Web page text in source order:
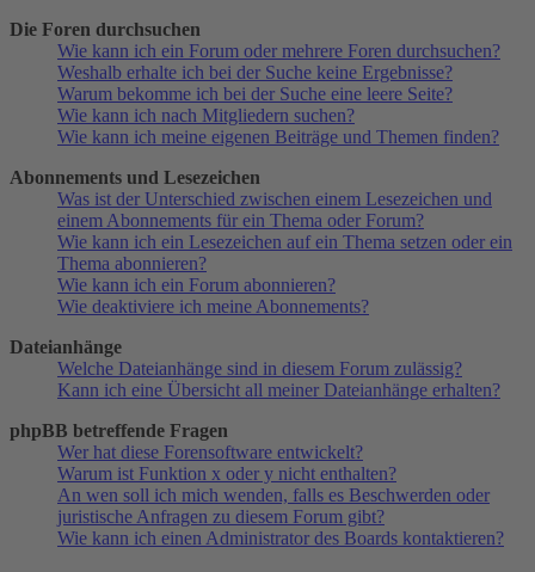
Die Foren durchsuchen
Wie kann ich ein Forum oder mehrere Foren durchsuchen?
Weshalb erhalte ich bei der Suche keine Ergebnisse?
Warum bekomme ich bei der Suche eine leere Seite?
Wie kann ich nach Mitgliedern suchen?
Wie kann ich meine eigenen Beiträge und Themen finden?
Abonnements und Lesezeichen
Was ist der Unterschied zwischen einem Lesezeichen und
einem Abonnements für ein Thema oder Forum?
Wie kann ich ein Lesezeichen auf ein Thema setzen oder ein
Thema abonnieren?
Wie kann ich ein Forum abonnieren?
Wie deaktiviere ich meine Abonnements?
Dateianhänge
Welche Dateianhänge sind in diesem Forum zulässig?
Kann ich eine Übersicht all meiner Dateianhänge erhalten?
phpBB betreffende Fragen
Wer hat diese Forensoftware entwickelt?
Warum ist Funktion x oder y nicht enthalten?
An wen soll ich mich wenden, falls es Beschwerden oder
juristische Anfragen zu diesem Forum gibt?
Wie kann ich einen Administrator des Boards kontaktieren?